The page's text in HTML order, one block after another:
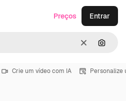
Limpar
Preços Entrar
Crie um vídeo com IA Personalize